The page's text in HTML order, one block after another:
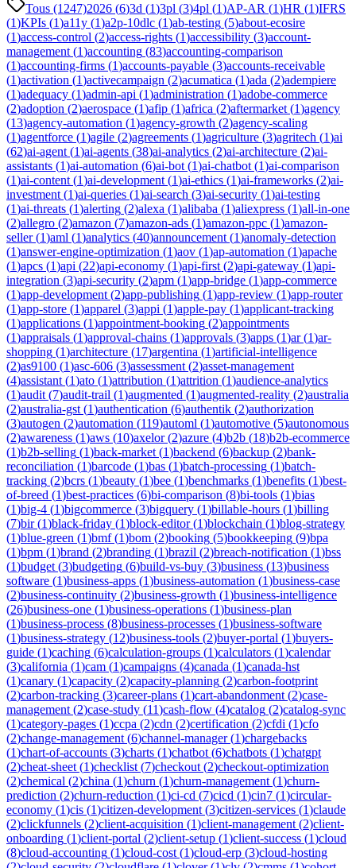
Tous (1247)2026 (6)3d (1)3pl (3)4pl (1)AP-AR (1)HR (1)IFRS
(1)KPIs (1)a11y (1)a2p-10dlc (1)ab-testing (5)about-ecosire
(1)access-control (2)access-rights (1)accessibility (3)account-
management (1)accounting (83)accounting-comparison
(1)accounting-firms (1)accounts-payable (3)accounts-receivable
(1)activation (1)activecampaign (2)acumatica (1)ada (2)adempiere
(1)adequacy (1)admin-api (1)administration (1)adobe-commerce
(2)adoption (2)aerospace (1)afip (1)africa (2)aftermarket (1)agency
(13)agency-automation (1)agency-growth (2)agency-scaling
(1)agentforce (1)agile (2)agreements (1)agriculture (3)agritech (1)ai
(62)ai-agent (1)ai-agents (38)ai-analytics (2)ai-architecture (2)ai-
assistants (1)ai-automation (6)ai-bot (1)ai-chatbot (1)ai-comparison
(1)ai-content (1)ai-development (1)ai-ethics (1)ai-frameworks (2)ai-
investment (1)ai-queries (1)ai-search (3)ai-security (1)ai-testing
(1)ai-threats (1)alerting (2)alexa (1)alibaba (1)aliexpress (1)all-in-one
(2)allegro (2)amazon (7)amazon-ads (1)amazon-ppc (1)amazon-
seller(1)aml (1)analytics (40)announcement (1)anomaly-detection
(1)answer-engine-optimization (1)aov (1)ap-automation (1)apache
(1)apcs (1)api (22)api-economy (1)api-first (2)api-gateway (1)api-
integration (3)api-security (2)apm (1)app-bridge (1)app-commerce
(1)app-development (2)app-publishing (1)app-review (1)app-router
(1)app-store (1)apparel (3)appi (1)apple-pay (1)applicant-tracking
(1)applications (1)appointment-booking (2)appointments
(1)appraisals (1)approval-chains (1)approvals (3)apps (1)ar(1)ar-
shopping (1)architecture (17)argentina (1)artificial-intelligence
(2)as9100 (1)asc-606 (3)assessment (2)asset-management
(4)assistant (1)ato (1)attribution (1)attrition (1)audience-analytics
(1)audit (7)audit-trail (1)augmented (1)augmented-reality (2)australia
(2)australia-gst (1)authentication (6)authentik (2)authorization
(3)autogen (2)automation (119)automl (1)automotive (5)autonomous
(2)awareness (1)aws (10)axelor(2)azure (4)b2b (18)b2b-ecommerce
(1)b2b-selling (1)back-market (1)backend (6)backup (2)bank-
reconciliation (1)barcode (1)bas (1)batch-processing (1)batch-
tracking (2)bcrs (1)beauty (1)bee (1)benchmarks (1)benefits (1)best-
of-breed (1)best-practices (6)bi-comparison (8)bi-tools (1)bias
(1)big-4 (1)bigcommerce (3)bigquery (1)billable-hours (1)billing
(7)bir(1)black-friday (1)block-editor(1)blockchain (1)blog-strategy
(1)blue-green (1)bmf(1)bom (2)booking (5)bookkeeping (9)bpa
(1)bpm (1)brand (2)branding (1)brazil (2)breach-notification (1)bss
(1)budget (3)budgeting (6)build-vs-buy (3)business (13)business
software (1)business-apps (1)business-automation (1)business-case
(2)business-continuity (2)business-growth (1)business-intelligence
(26)business-one (1)business-operations (1)business-plan
(1)business-process (8)business-processes (1)business-software
(1)business-strategy (12)business-tools (2)buyer-portal (1)buyers-
guide (1)caching (6)calculation-groups (1)calculators (1)calendar
(3)california (1)cam (1)campaigns (4)canada (1)canada-hst
(1)canary (1)capacity (2)capacity-planning (2)carbon-footprint
(2)carbon-tracking (3)career-plans (1)cart-abandonment (2)case-
management (2)case-study (11)cash-flow (4)catalog (2)catalog-sync
(1)category-pages (1)ccpa (2)cdn (2)certification (2)cfdi (1)cfo
(2)change-management (6)channel-manager(1)chargebacks
(1)chart-of-accounts (3)charts (1)chatbot (6)chatbots (1)chatgpt
(2)cheat-sheet (1)checklist (7)checkout (2)checkout-optimization
(2)chemical (2)china (1)churn (1)churn-management (1)churn-
prediction (2)churn-reduction (1)ci-cd (7)cicd (1)cin7 (1)circular-
economy (1)cis (1)citizen-development (3)citizen-services (1)claude
(2)clickfunnels (2)client-acquisition (1)client-management (2)client-
onboarding (1)client-portal (2)client-setup (1)client-success (1)cloud
(8)cloud-accounting (1)cloud-cost (1)cloud-erp (3)cloud-hosting